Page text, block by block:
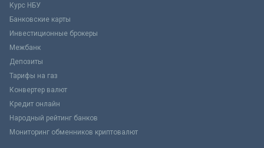
Курс НБУ
Банковские карты
Инвестиционные брокеры
Межбанк
Депозиты
Тарифы на газ
Конвертер валют
Кредит онлайн
Народный рейтинг банков
Мониторинг обменников криптовалют